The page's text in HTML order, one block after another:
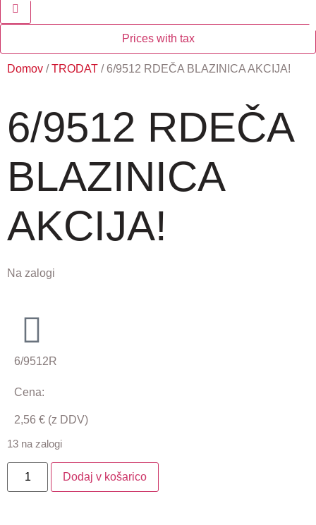
Prices with tax
Domov /TRODAT / 6/9512 RDEČA BLAZINICA AKCIJA!
6/9512 RDEČA
BLAZINICA
AKCIJA!
Na zalogi
6/9512R
Cena:
2,56 € (z DDV)
13 na zalogi
Dodaj v košarico